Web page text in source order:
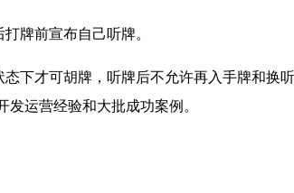
牌前宣布自己听牌。
下才可胡牌，听牌后不允许再入手牌和换
运营经验和大批成功案例。